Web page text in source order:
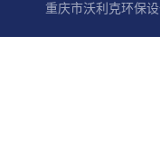
重庆市沃利克环保